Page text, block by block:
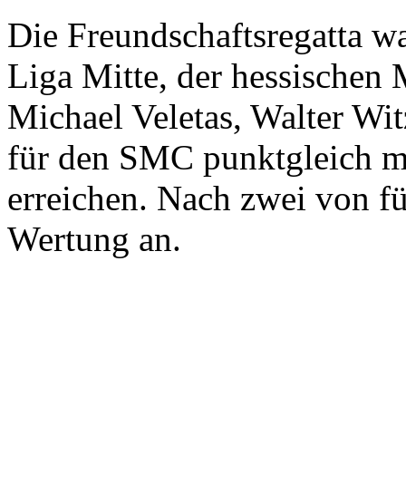
Die Freundschaftsregatta
Liga Mitte, der hessischen
Michael Veletas, Walter
für den SMC punktgleich
erreichen. Nach zwei von
Wertung an.